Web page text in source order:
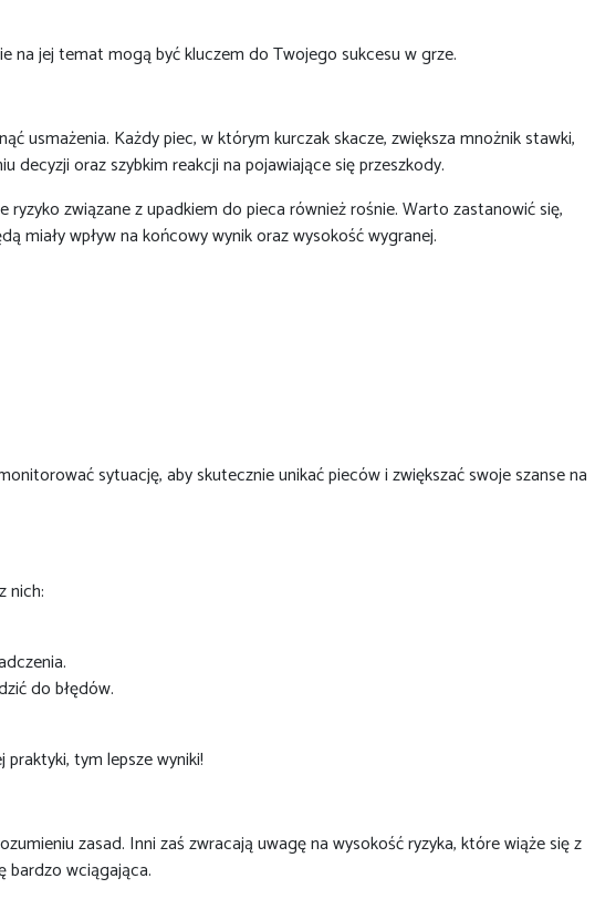
na jej temat mogą być kluczem do Twojego sukcesu w grze.
usmażenia. Każdy piec, w którym kurczak skacze, zwiększa mnożnik stawki,
oraz szybkim reakcji na pojawiające się przeszkody.
związane z upadkiem do pieca również rośnie. Warto zastanowić się,
miały wpływ na końcowy wynik oraz wysokość wygranej.
sytuację, aby skutecznie unikać pieców i zwiększać swoje szanse na
nich:
do błędów.
tym lepsze wyniki!
zasad. Inni zaś zwracają uwagę na wysokość ryzyka, które wiąże się z
bardzo wciągająca.